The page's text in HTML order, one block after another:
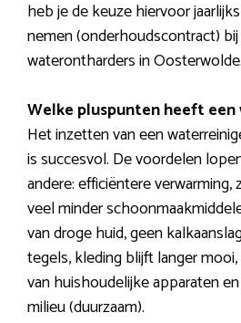
heb je de keuze hiervoor
nemen (onderhoudscontract)
waterontharders in Oosterwolde.
Welke pluspunten heeft
Het inzetten van een
is succesvol. De voordelen
andere: efficiëntere verwarming,
veel minder
van droge huid, geen
tegels, kleding blijft langer
van huishoudelijke apparaten
milieu (duurzaam).